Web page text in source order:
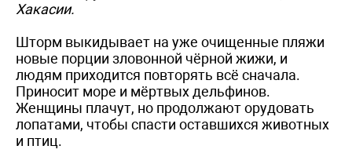
Хакасии.
Шторм выкидывает на уже очищенные пляжи
новые порции зловонной чёрной жижи, и
людям приходится повторять всё сначала.
Приносит море и мёртвых дельфинов.
Женщины плачут, но продолжают орудовать
лопатами, чтобы спасти оставшихся животных
и птиц.